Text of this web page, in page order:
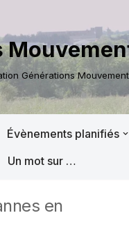
Générations
Évènements planifiés
Un mot sur …
en